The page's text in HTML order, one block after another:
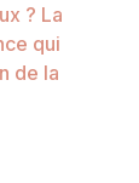
? La
qui
de la